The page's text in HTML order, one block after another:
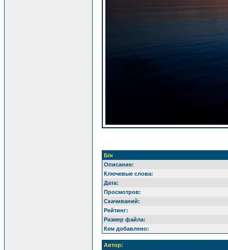
Б/н
Описание:
Ключевые слова:
Дата:
Просмотров:
Скачиваний:
Рейтинг:
Размер файла:
Кем добавлено:
Автор: